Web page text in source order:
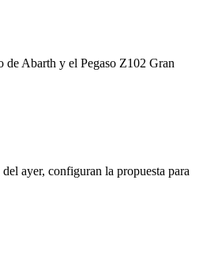
de Abarth y el Pegaso Z102 Gran
ayer, configuran la propuesta para